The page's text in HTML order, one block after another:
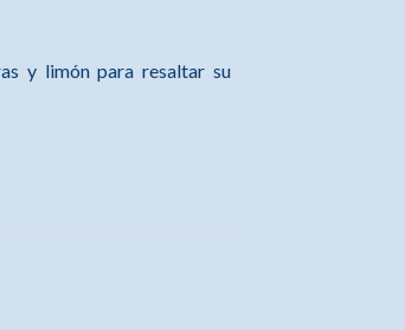
y limón para resaltar su